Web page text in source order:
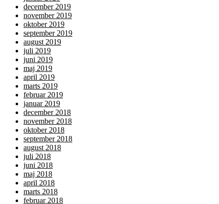
december 2019
november 2019
oktober 2019
september 2019
august 2019
juli 2019
juni 2019
maj 2019
april 2019
marts 2019
februar 2019
januar 2019
december 2018
november 2018
oktober 2018
september 2018
august 2018
juli 2018
juni 2018
maj 2018
april 2018
marts 2018
februar 2018